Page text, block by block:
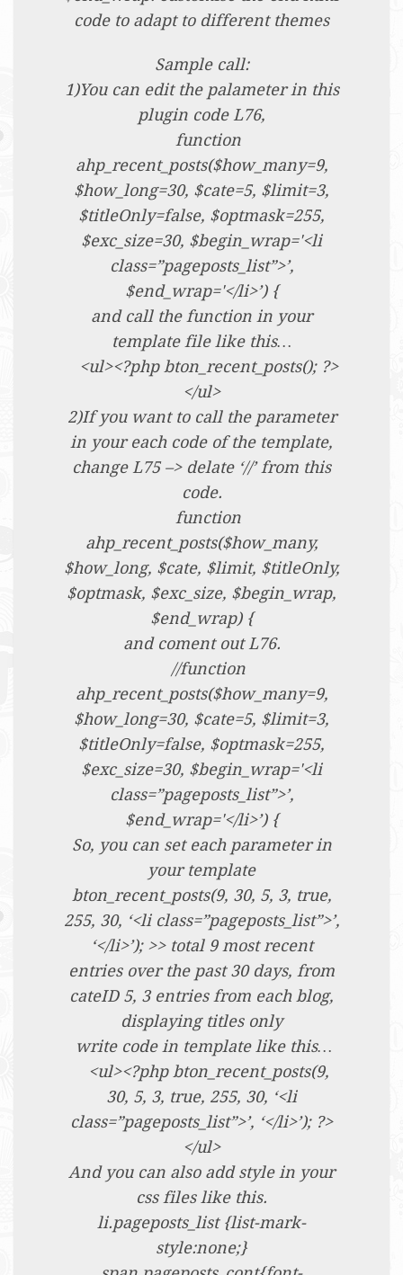
code to adapt to different themes
Sample call:
1)You can edit the palameter in this
plugin code L76,
function
ahp_recent_posts($how_many=9,
$how_long=30, $cate=5, $limit=3,
$titleOnly=false, $optmask=255,
$exc_size=30, $begin_wrap='<li
class=”pageposts_list”>’,
$end_wrap='</li>’) {
and call the function in your
template file like this…
<ul><?php bton_recent_posts(); ?>
</ul>
2)If you want to call the parameter
in your each code of the template,
change L75 –> delate ‘//’ from this
code.
function
ahp_recent_posts($how_many,
$how_long, $cate, $limit, $titleOnly,
$optmask, $exc_size, $begin_wrap,
$end_wrap) {
and coment out L76.
//function
ahp_recent_posts($how_many=9,
$how_long=30, $cate=5, $limit=3,
$titleOnly=false, $optmask=255,
$exc_size=30, $begin_wrap='<li
class=”pageposts_list”>’,
$end_wrap='</li>’) {
So, you can set each parameter in
your template
bton_recent_posts(9, 30, 5, 3, true,
255, 30, ‘<li class=”pageposts_list”>’,
‘</li>’); >> total 9 most recent
entries over the past 30 days, from
cateID 5, 3 entries from each blog,
displaying titles only
write code in template like this…
<ul><?php bton_recent_posts(9,
30, 5, 3, true, 255, 30, ‘<li
class=”pageposts_list”>’, ‘</li>’); ?>
</ul>
And you can also add style in your
css files like this.
li.pageposts_list {list-mark-
style:none;}